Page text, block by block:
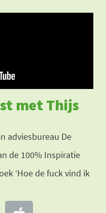
met Thijs
adviesbureau De
de 100% Inspiratie
‘Hoe de fuck vind ik